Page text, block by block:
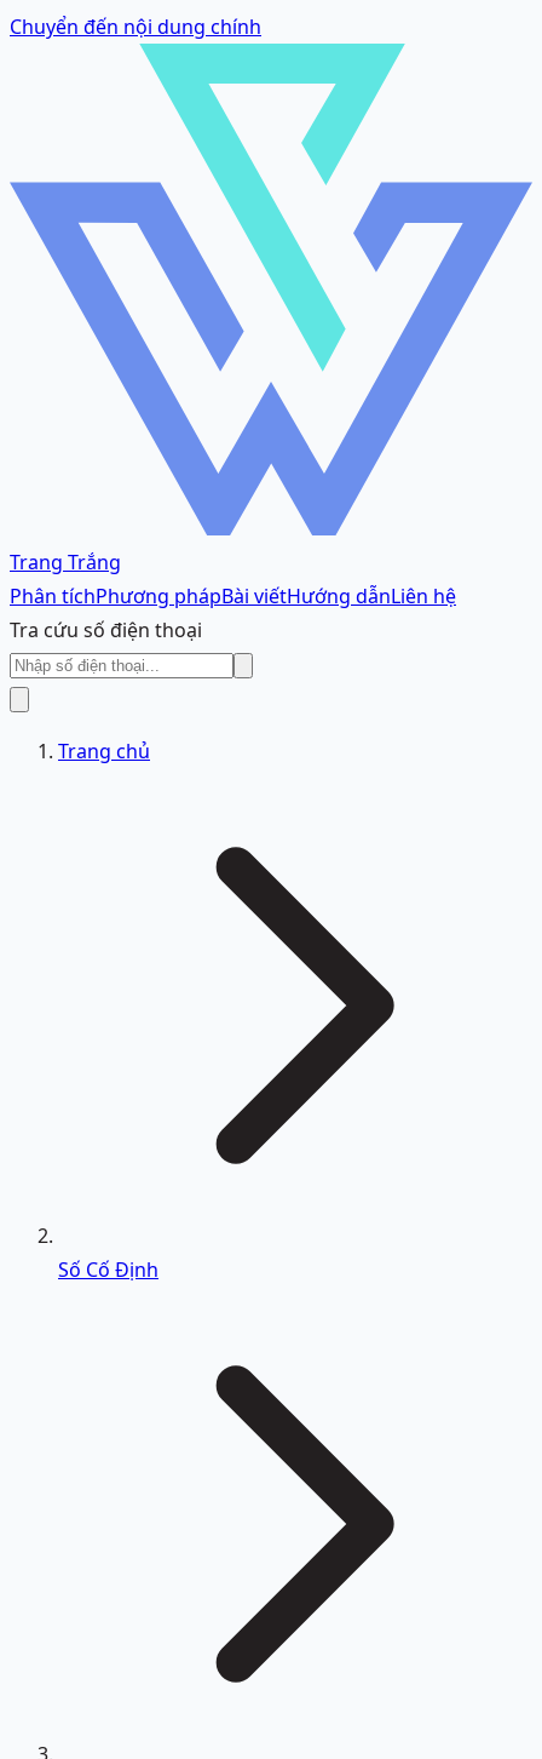
Chuyển đến nội dung chính
Trang Trắng
Phân tíchPhương phápBài viếtHướng dẫnLiên hệ
Tra cứu số điện thoại
Trang chủ
Số Cố Định